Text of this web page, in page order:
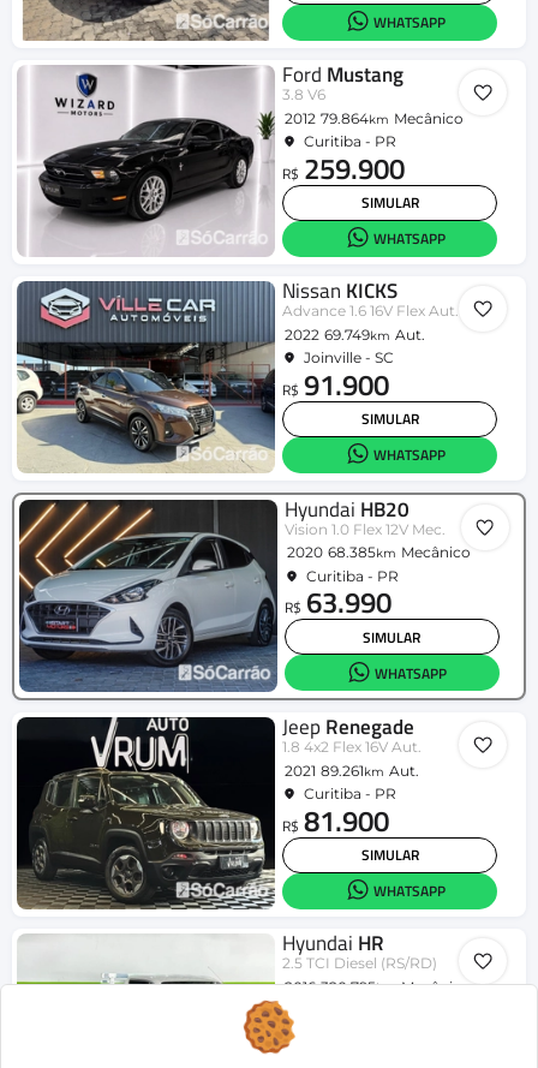
WHATSAPP
Ford Mustang
3.8 V6
2012 79.864km Mecânico
Curitiba - PR
R$ 259.900
SIMULAR
WHATSAPP
Nissan KICKS
Advance 1.6 16V Flex Aut.
2022 69.749km Aut.
Joinville - SC
R$ 91.900
SIMULAR
WHATSAPP
Hyundai HB20
Vision 1.0 Flex 12V Mec.
2020 68.385km Mecânico
Curitiba - PR
R$ 63.990
SIMULAR
WHATSAPP
Jeep Renegade
1.8 4x2 Flex 16V Aut.
2021 89.261km Aut.
Curitiba - PR
R$ 81.900
SIMULAR
WHATSAPP
Hyundai HR
2.5 TCI Diesel (RS/RD)
2016 320.795km Mecânico
R$